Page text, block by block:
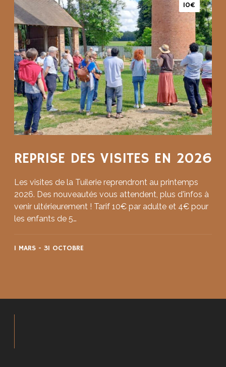
10€
REPRISE DES VISITES EN 2026
Les visites de la Tuilerie reprendront au printemps
2026. Des nouveautés vous attendent, plus d'infos à
venir ultérieurement ! Tarif 10€ par adulte et 4€ pour
les enfants de 5…
1 MARS - 31 OCTOBRE